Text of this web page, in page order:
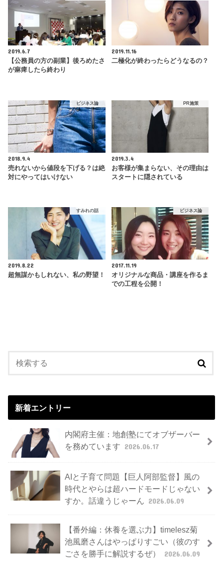
2019.6.7
【公務員の方の副業】後ろめたさ
が麻痺したら終わり
2019.11.16
二極化が終わったらどうなるの？
ビジネス論
2018.9.4
売れないから値段を下げる？は絶
対にやってはいけない
PR施策
2019.3.4
お客様が集まらない、その理由は
スタートに隠されている
すみれの話
2019.8.22
超無謀かもしれない、私の野望！
ビジネス論
2017.11.19
オリジナルな商品・講座を作るま
での工程を公開！
新着エントリー
内閣府主催：地創塾にてオブザーバー
を務めています 2026.06.17
AIと子育て問題【巨人阿部監督】風の
時代とやらは超ハードモードじゃない
すか。話違うじゃーん 2026.06.09
【番外編：休養を選ぶ力】timelesz菊
池風磨さんはやっぱりすごい（彼のす
ごさを勝手に解説するぜ）
2026.06.09